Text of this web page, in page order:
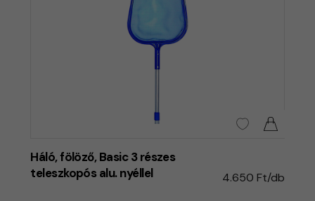
Háló, fölöző, Basic 3 részes
teleszkopós alu. nyéllel
4.650 Ft/db